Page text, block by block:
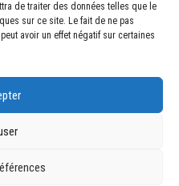
de traiter des données telles que le
sur ce site. Le fait de ne pas
avoir un effet négatif sur certaines
Jouhaux
Ferrand Cedex 2
omnisports.com